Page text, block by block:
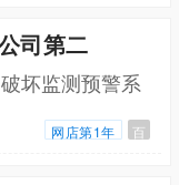
司第二
坏监测预警系
网店第1年 百